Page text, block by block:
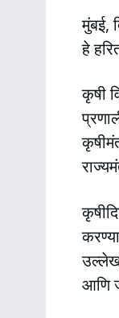
मुंबई,
हे
कृषी
उल्लेख
आणि